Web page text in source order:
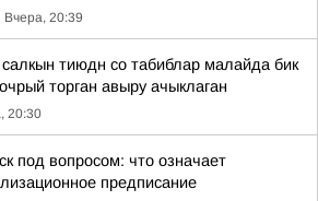
Вчера, 20:39
салкын тиюдн со табиблар малайда бик
торган авыру ачыклаган
20:30
под вопросом: что означает
предписание